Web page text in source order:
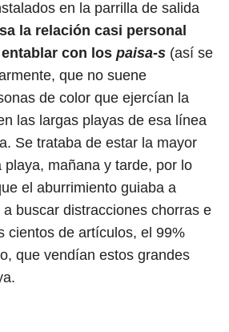
en la parrilla de salida
la relación casi personal
con los paisa-s (así se
que no suene
de color que ejercían la
las largas playas de esa línea
Se trataba de estar la mayor
playa, mañana y tarde, por lo
el aburrimiento guiaba a
buscar distracciones chorras e
cientos de artículos, el 99%
que vendían estos grandes